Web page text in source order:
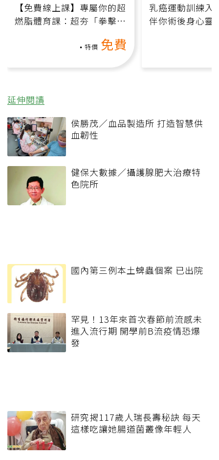
【免費線上課】專屬你的超
燃脂體育課：超夯「拳擊有
特價 免費
乳癌運動訓練入
伴你術後身心靈
延伸閱讀
侯勝茂／血品製造所 打造智慧供
血韌性
健保大數據／攝護腺肥大治療特
色院所
國內第三例本土蜱蟲個案 已出院
罕見！13年來首次春節前流感未
進入流行期 開學前B流疫情恐爆
發
研究揭117歲人瑞長壽秘訣 每天
這樣吃讓她腸道菌叢像年輕人